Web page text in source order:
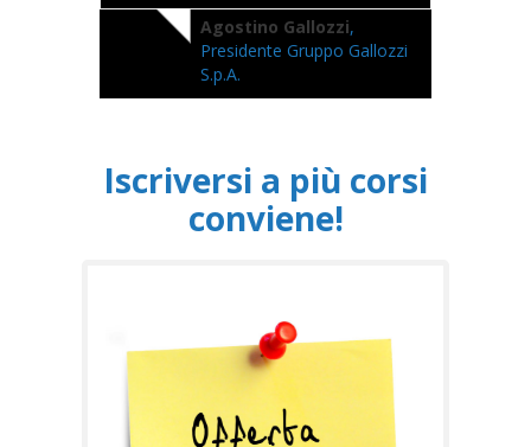
Agostino Gallozzi,
Presidente Gruppo Gallozzi
S.p.A.
Iscriversi a più corsi
conviene!